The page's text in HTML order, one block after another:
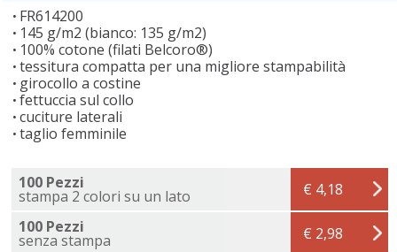
FR614200
145 g/m2 (bianco: 135 g/m2)
100% cotone (filati Belcoro®)
tessitura compatta per una migliore stampabilità
girocollo a costine
fettuccia sul collo
cuciture laterali
taglio femminile
100 Pezzi
stampa 2 colori su un lato
€ 4,18
100 Pezzi
senza stampa
€ 2,98